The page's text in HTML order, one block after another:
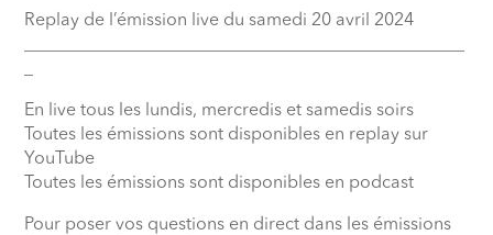
Replay de l’émission live du samedi 20 avril 2024
En live tous les lundis, mercredis et samedis soirs
Toutes les émissions sont disponibles en replay sur
YouTube
Toutes les émissions sont disponibles en podcast
Pour poser vos questions en direct dans les émissions